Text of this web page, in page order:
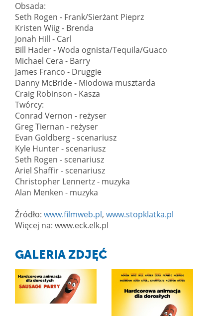
Obsada:
Seth Rogen - Frank/Sierżant Pieprz
Kristen Wiig - Brenda
Jonah Hill - Carl
Bill Hader - Woda ognista/Tequila/Guaco
Michael Cera - Barry
James Franco - Druggie
Danny McBride - Miodowa musztarda
Craig Robinson - Kasza
Twórcy:
Conrad Vernon - reżyser
Greg Tiernan - reżyser
Evan Goldberg - scenariusz
Kyle Hunter - scenariusz
Seth Rogen - scenariusz
Ariel Shaffir - scenariusz
Christopher Lennertz - muzyka
Alan Menken - muzyka
Źródło: www.filmweb.pl, www.stopklatka.pl
Więcej na: www.eck.elk.pl
GALERIA ZDJĘĆ